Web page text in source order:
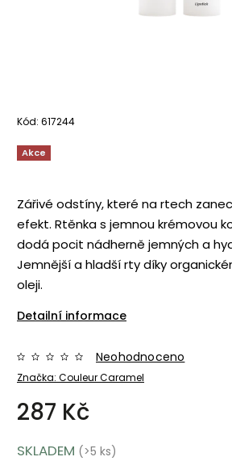
Kód: 617244
Akce
Zářivé odstíny, které na rtech
efekt. Rtěnka s jemnou krémovou
dodá pocit nádherně jemných a
Jemnější a hladší rty díky
oleji.
Detailní informace
Značka: Couleur Caramel
Neohodnoceno
287 Kč
SKLADEM (>5 ks)